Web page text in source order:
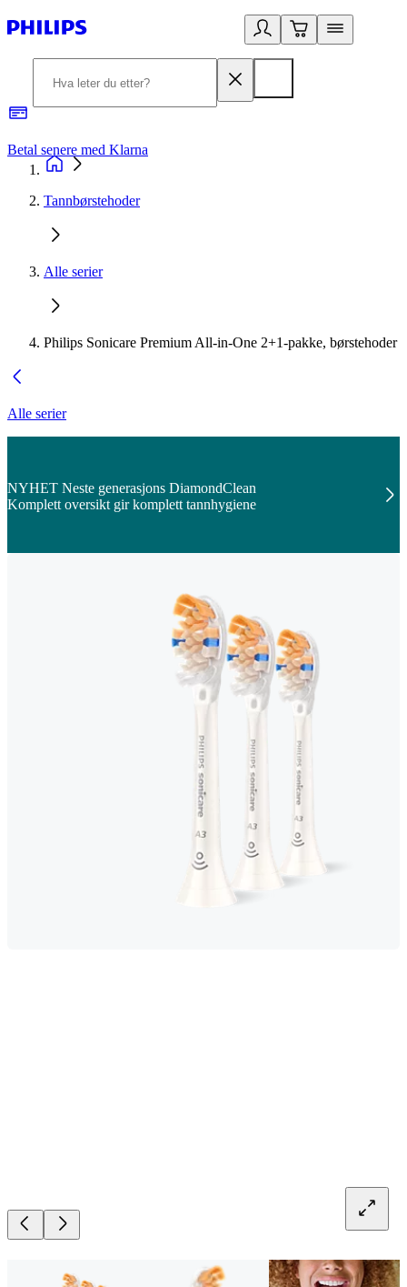
Betal senere med Klarna
Tannbørstehoder
Alle serier
Philips Sonicare Premium All-in-One 2+1-pakke, børstehoder
Alle serier
NYHET Neste generasjons DiamondClean
Komplett oversikt gir komplett tannhygiene